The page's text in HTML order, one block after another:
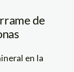
de
en la